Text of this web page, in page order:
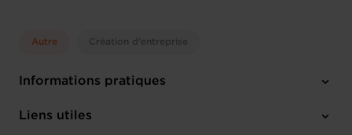
Autre Création d'entreprise
Informations pratiques
Mardi 2 Juin 2026 > Mercredi 24 Juin 2026
Liens utiles